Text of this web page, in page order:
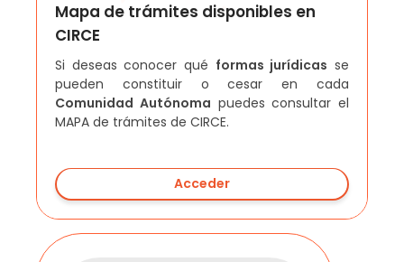
Mapa de trámites disponibles en
CIRCE
Si deseas conocer qué formas jurídicas se
pueden constituir o cesar en cada
Comunidad Autónoma puedes consultar el
MAPA de trámites de CIRCE.
Acceder